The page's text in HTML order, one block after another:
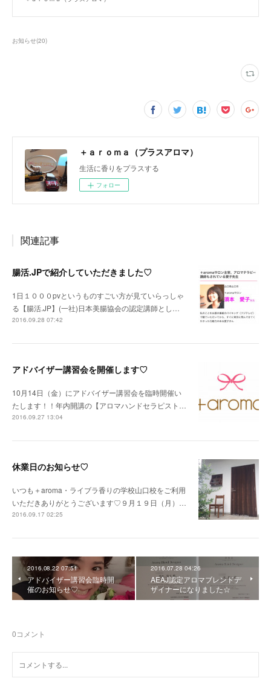
お知らせ(20)
＋ａｒｏｍａ（プラスアロマ）
生活に香りをプラスする
フォロー
関連記事
腸活.JPで紹介していただきました♡
1日１０００pvというものすごい方が見ていらっしゃ
る【腸活.JP】(一社)日本美腸協会の認定講師とし…
2016.09.28 07:42
アドバイザー講習会を開催します♡
10月14日（金）にアドバイザー講習会を臨時開催い
たします！！年内開講の【アロマハンドセラピスト…
2016.09.27 13:04
休業日のお知らせ♡
いつも＋aroma・ライブラ香りの学校山口校をご利用
いただきありがとうございます♡９月１９日（月）…
2016.09.17 02:25
2016.08.22 07:51
アドバイザー講習会臨時開
催のお知らせ♡
2016.07.28 04:26
AEAJ認定アロマブレンドデ
ザイナーになりました☆
0コメント